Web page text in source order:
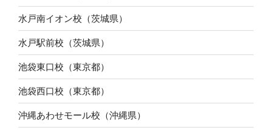
水戸南イオン校（茨城県）
水戸駅前校（茨城県）
池袋東口校（東京都）
池袋西口校（東京都）
沖縄あわせモール校（沖縄県）